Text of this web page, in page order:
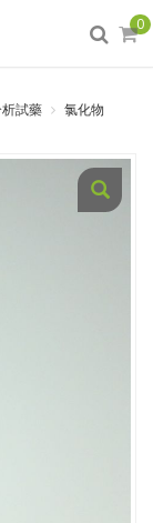
0
試藥 氯化物